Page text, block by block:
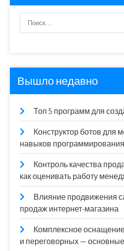
Вышло недавно
Топ 5 программ для
Конструктор ботов для
навыков программирования
Контроль качества
как оценивать работу
Влияние продвижения
продаж интернет-магазина
Комплексное
и переговорных —